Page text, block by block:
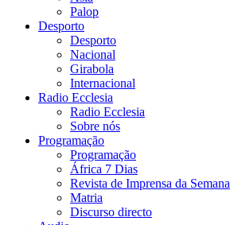
Palop
Desporto
Desporto
Nacional
Girabola
Internacional
Radio Ecclesia
Radio Ecclesia
Sobre nós
Programação
Programação
África 7 Dias
Revista de Imprensa da Semana
Matria
Discurso directo